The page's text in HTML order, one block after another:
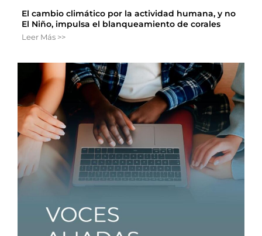
El cambio climático por la actividad humana, y no
El Niño, impulsa el blanqueamiento de corales
Leer Más >>